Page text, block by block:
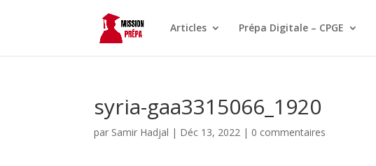
Articles Prépa Digitale – CPGE
syria-gaa3315066_1920
par Samir Hadjal | Déc 13, 2022 | 0 commentaires